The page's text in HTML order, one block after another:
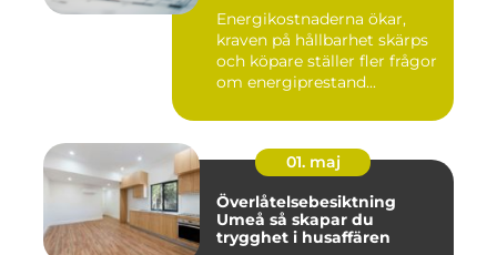
Energikostnaderna ökar,
kraven på hållbarhet skärps
och köpare ställer fler frågor
om energiprestand...
01. maj
Överlåtelsebesiktning
Umeå så skapar du
trygghet i husaffären